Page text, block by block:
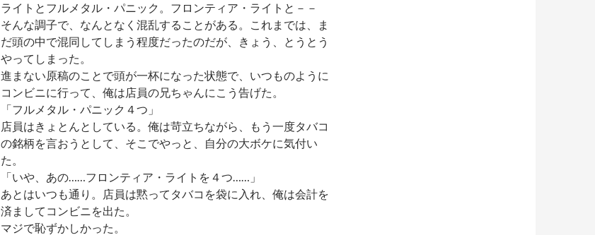
ライトとフルメタル・パニック。フロンティア・ライトと－－
そんな調子で、なんとなく混乱することがある。これまでは、ま
だ頭の中で混同してしまう程度だったのだが、きょう、とうとう
やってしまった。
進まない原稿のことで頭が一杯になった状態で、いつものように
コンビニに行って、俺は店員の兄ちゃんにこう告げた。
「フルメタル・パニック４つ」
店員はきょとんとしている。俺は苛立ちながら、もう一度タバコ
の銘柄を言おうとして、そこでやっと、自分の大ボケに気付い
た。
「いや、あの……フロンティア・ライトを４つ……」
あとはいつも通り。店員は黙ってタバコを袋に入れ、俺は会計を
済ましてコンビニを出た。
マジで恥ずかしかった。